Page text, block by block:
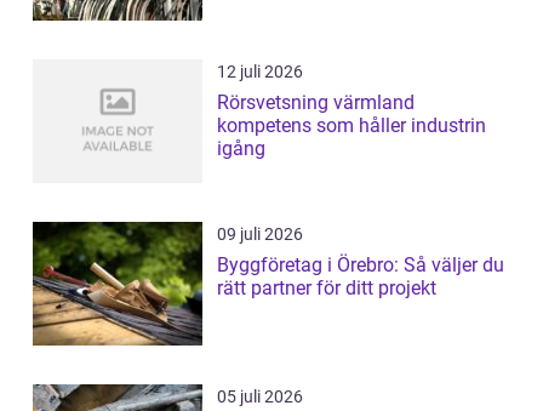
12 juli 2026
Rörsvetsning värmland
kompetens som håller industrin
igång
09 juli 2026
Byggföretag i Örebro: Så väljer du
rätt partner för ditt projekt
05 juli 2026